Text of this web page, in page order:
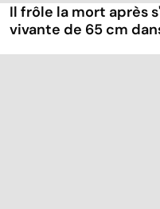
Il frôle la mort après
vivante de 65 cm